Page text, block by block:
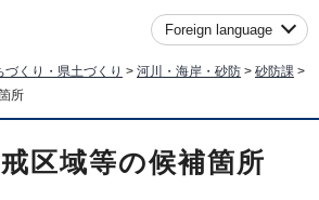
Foreign language
づくり・県土づくり > 河川・海岸・砂防 > 砂防課 >
所
区域等の候補箇所